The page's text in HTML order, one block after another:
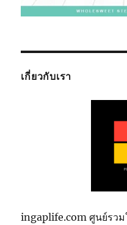
เกี่ยวกับเรา
ingaplife.com ศูนย์รวม